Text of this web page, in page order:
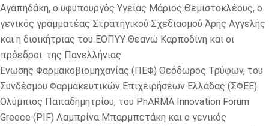
Αγαπηδάκη, ο υφυπουργός Υγείας Μάριος Θεμιστοκλέους, ο
γενικός γραμματέας Στρατηγικού Σχεδιασμού Άρης Αγγελής
και η διοικήτριας του ΕΟΠΥΥ Θεανώ Καρποδίνη και οι
πρόεδροι: της Πανελλήνιας
Ένωσης Φαρμακοβιομηχανίας (ΠΕΦ) Θεόδωρος Τρύφων, του
Συνδέσμου Φαρμακευτικών Επιχειρήσεων Ελλάδας (ΣΦΕΕ)
Ολύμπιος Παπαδημητρίου, του PhARMA Innovation Forum
Greece (PIF) Λαμπρίνα Μπαρμπετάκη και ο γενικός